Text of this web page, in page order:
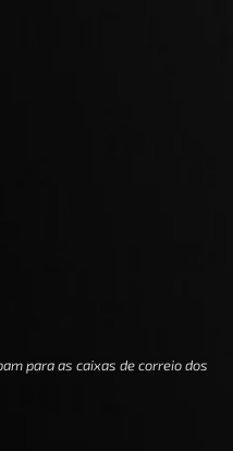
para as caixas de correio dos